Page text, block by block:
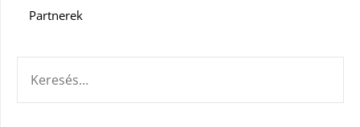
Partnerek